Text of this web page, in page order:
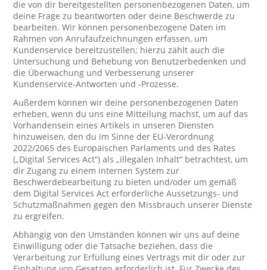
die von dir bereitgestellten personenbezogenen Daten, um
deine Frage zu beantworten oder deine Beschwerde zu
bearbeiten. Wir können personenbezogene Daten im
Rahmen von Anrufaufzeichnungen erfassen, um
Kundenservice bereitzustellen; hierzu zählt auch die
Untersuchung und Behebung von Benutzerbedenken und
die Überwachung und Verbesserung unserer
Kundenservice-Antworten und -Prozesse.
Außerdem können wir deine personenbezogenen Daten
erheben, wenn du uns eine Mitteilung machst, um auf das
Vorhandensein eines Artikels in unseren Diensten
hinzuweisen, den du im Sinne der EU-Verordnung
2022/2065 des Europäischen Parlaments und des Rates
(„Digital Services Act“) als „illegalen Inhalt“ betrachtest, um
dir Zugang zu einem internen System zur
Beschwerdebearbeitung zu bieten und/oder um gemäß
dem Digital Services Act erforderliche Aussetzungs- und
Schutzmaßnahmen gegen den Missbrauch unserer Dienste
zu ergreifen.
Abhängig von den Umständen können wir uns auf deine
Einwilligung oder die Tatsache beziehen, dass die
Verarbeitung zur Erfüllung eines Vertrags mit dir oder zur